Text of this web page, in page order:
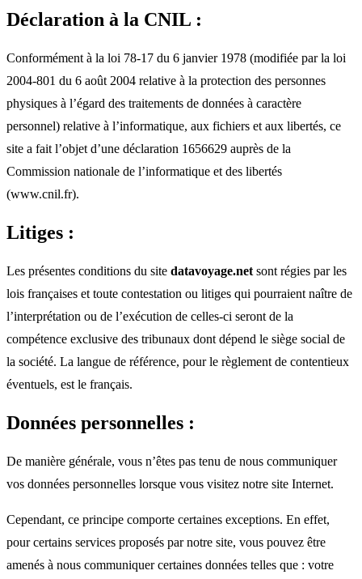
Déclaration à la CNIL :
Conformément à la loi 78-17 du 6 janvier 1978 (modifiée par la loi
2004-801 du 6 août 2004 relative à la protection des personnes
physiques à l’égard des traitements de données à caractère
personnel) relative à l’informatique, aux fichiers et aux libertés, ce
site a fait l’objet d’une déclaration 1656629 auprès de la
Commission nationale de l’informatique et des libertés
(www.cnil.fr).
Litiges :
Les présentes conditions du site datavoyage.net sont régies par les
lois françaises et toute contestation ou litiges qui pourraient naître de
l’interprétation ou de l’exécution de celles-ci seront de la
compétence exclusive des tribunaux dont dépend le siège social de
la société. La langue de référence, pour le règlement de contentieux
éventuels, est le français.
Données personnelles :
De manière générale, vous n’êtes pas tenu de nous communiquer
vos données personnelles lorsque vous visitez notre site Internet.
Cependant, ce principe comporte certaines exceptions. En effet,
pour certains services proposés par notre site, vous pouvez être
amenés à nous communiquer certaines données telles que : votre